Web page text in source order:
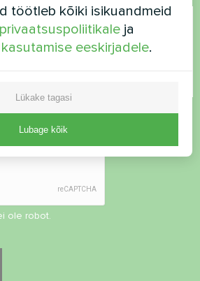
ole robot.
töötleb kõiki isikuandmeid
privaatsuspoliitikale ja
eeskirjadele.
Lükake tagasi
Lubage kõik